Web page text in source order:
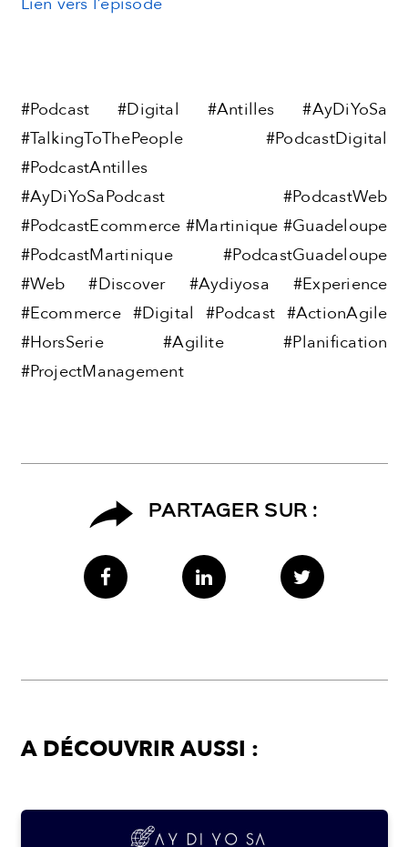
#Podcast #Digital #Antilles #AyDiYoSa
#TalkingToThePeople #PodcastDigital
#PodcastAntilles
#AyDiYoSaPodcast #PodcastWeb
#PodcastEcommerce #Martinique #Guadeloupe
#PodcastMartinique #PodcastGuadeloupe
#Web #Discover #Aydiyosa #Experience
#Ecommerce #Digital #Podcast #ActionAgile
#HorsSerie #Agilite #Planification
#ProjectManagement
PARTAGER SUR :
A DÉCOUVRIR AUSSI :